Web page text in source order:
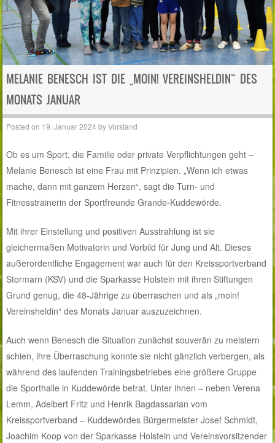
MELANIE BENESCH IST DIE „MOIN! VEREINSHELDIN“ DES
MONATS JANUAR
Posted on 19. Januar 2024 byVorstand
Ob es um Sport, die Familie oder private Verpflichtungen geht –
Melanie Benesch ist eine Frau mit Prinzipien. „Wenn ich etwas
mache, dann mit ganzem Herzen“, sagt die Turn- und
Fitnesstrainerin der Sportfreunde Grande-Kuddewörde.
Mit ihrer Einstellung und positiven Ausstrahlung ist sie
gleichermaßen Motivatorin und Vorbild für Jung und Alt. Dieses
außerordentliche Engagement war auch für den Kreissportverband
Stormarn (KSV) und die Sparkasse Holstein mit ihren Stiftungen
Grund genug, die 48-Jährige zu überraschen und als „moin!
Vereinsheldin“ des Monats Januar auszuzeichnen.
Auch wenn Benesch die Situation zunächst souverän zu meistern
schien, ihre Überraschung konnte sie nicht gänzlich verbergen, als
während des laufenden Trainingsbetriebes eine größere Gruppe
die Sporthalle in Kuddewörde betrat. Unter ihnen – neben Verena
Lemm, Adelbert Fritz und Henrik Bagdassarian vom
Kreissportverband – Kuddewördes Bürgermeister Josef Schmidt,
Joachim Koop von der Sparkasse Holstein und Vereinsvorsitzender